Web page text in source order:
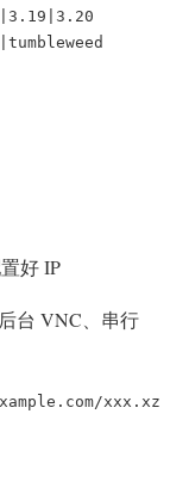
好 IP
台 VNC、串行
xxx.xz